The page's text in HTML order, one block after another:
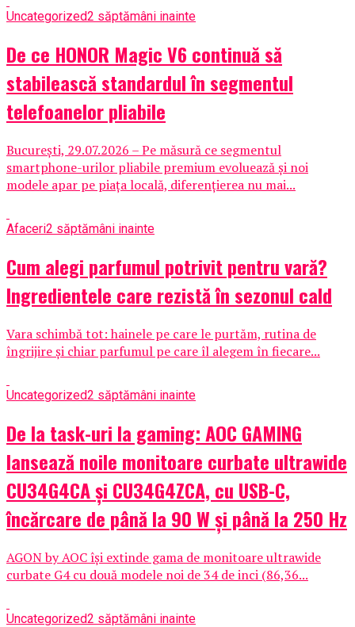
Uncategorized2 săptămâni inainte
De ce HONOR Magic V6 continuă să
stabilească standardul în segmentul
telefoanelor pliabile
București, 29.07.2026 – Pe măsură ce segmentul
smartphone-urilor pliabile premium evoluează și noi
modele apar pe piața locală, diferențierea nu mai...
Afaceri2 săptămâni inainte
Cum alegi parfumul potrivit pentru vară?
Ingredientele care rezistă în sezonul cald
Vara schimbă tot: hainele pe care le purtăm, rutina de
îngrijire și chiar parfumul pe care îl alegem în fiecare...
Uncategorized2 săptămâni inainte
De la task-uri la gaming: AOC GAMING
lansează noile monitoare curbate ultrawide
CU34G4CA și CU34G4ZCA, cu USB-C,
încărcare de până la 90 W și până la 250 Hz
AGON by AOC își extinde gama de monitoare ultrawide
curbate G4 cu două modele noi de 34 de inci (86,36...
Uncategorized2 săptămâni inainte